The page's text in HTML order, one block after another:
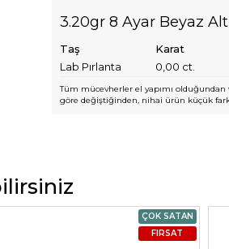
3.20gr 8 Ayar Beyaz
Taş Karat
Lab Pırlanta
0,00 ct.
Tüm mücevherler el yapımı
göre değiştiğinden, nihai ürün küçük
ÇOK SATAN
FIRSAT